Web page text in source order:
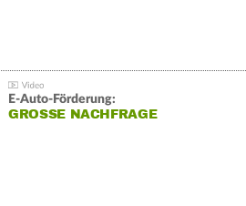
E-Auto-Förderung:
GROSSE NACHFRAGE